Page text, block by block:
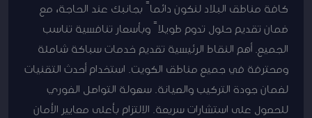
كافة مناطق البلاد لنكون دائماً بجانبك عند الحاجة، مع
ضمان تقديم حلول تدوم طويلاً وبأسعار تنافسية تناسب
الجميع. أهم النقاط الرئيسية تقديم خدمات سباكة شاملة
ومحترفة في جميع مناطق الكويت. استخدام أحدث التقنيات
لضمان جودة التركيب والصيانة. سهولة التواصل الفوري
للحصول على استشارات سريعة. الالتزام بأعلى معايير الأمان